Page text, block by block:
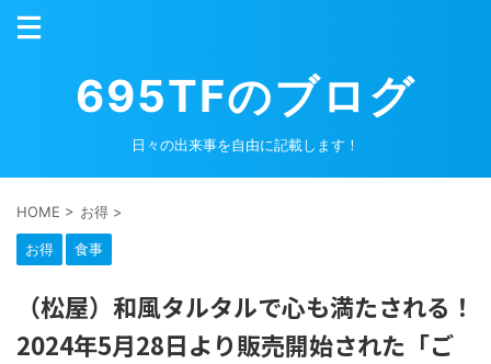
695TFのブログ
日々の出来事を自由に記載します！
HOME > お得 >
お得 食事
（松屋）和風タルタルで心も満たされる！
2024年5月28日より販売開始された「ご